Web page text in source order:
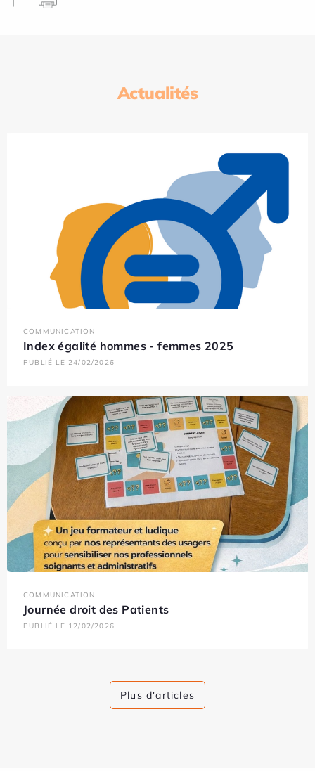
Actualités
COMMUNICATION
Index égalité hommes - femmes 2025
PUBLIÉ LE 24/02/2026
COMMUNICATION
Journée droit des Patients
PUBLIÉ LE 12/02/2026
Plus d'articles